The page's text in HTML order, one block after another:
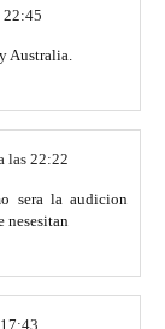
22:45
Australia.
las 22:22
sera la audicion
nesesitan